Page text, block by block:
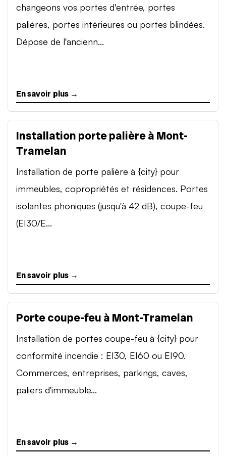
changeons vos portes d'entrée, portes
palières, portes intérieures ou portes blindées.
Dépose de l'ancienn...
En savoir plus →
Installation porte palière à Mont-
Tramelan
Installation de porte palière à {city} pour
immeubles, copropriétés et résidences. Portes
isolantes phoniques (jusqu'à 42 dB), coupe-feu
(EI30/E...
En savoir plus →
Porte coupe-feu à Mont-Tramelan
Installation de portes coupe-feu à {city} pour
conformité incendie : EI30, EI60 ou EI90.
Commerces, entreprises, parkings, caves,
paliers d'immeuble...
En savoir plus →